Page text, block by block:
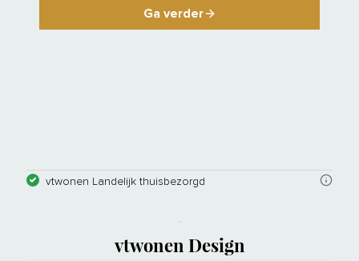
Ga verder
vtwonen Landelijk thuisbezorgd
vtwonen Design